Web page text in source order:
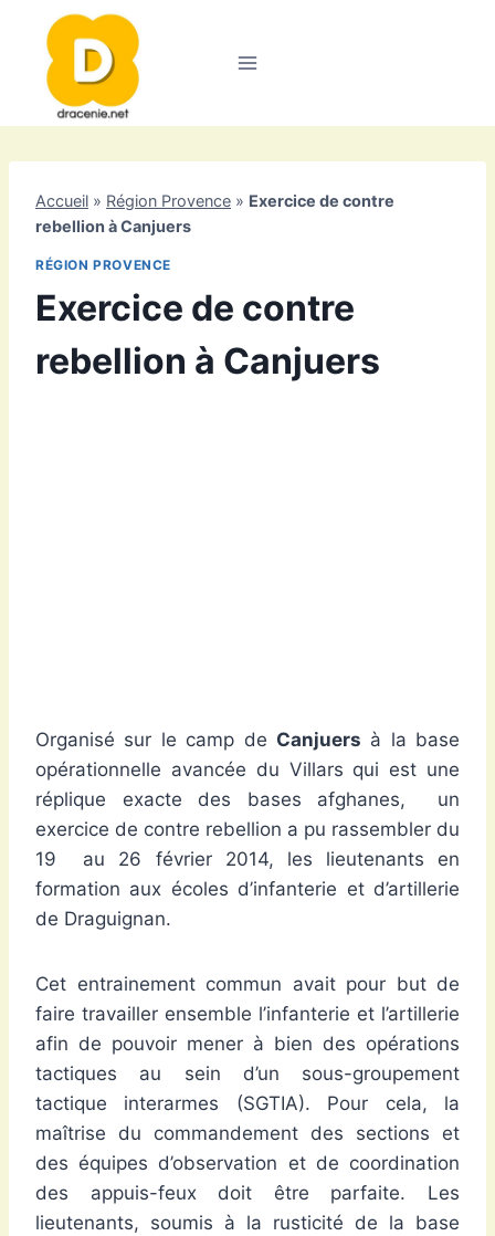
contenu
Accueil » Région Provence » Exercice de contre
rebellion à Canjuers
RÉGION PROVENCE
Exercice de contre
rebellion à Canjuers
Organisé sur le camp de Canjuers à la base
opérationnelle avancée du Villars qui est une
réplique exacte des bases afghanes, un
exercice de contre rebellion a pu rassembler du
19 au 26 février 2014, les lieutenants en
formation aux écoles d’infanterie et d’artillerie
de Draguignan.
Cet entrainement commun avait pour but de
faire travailler ensemble l’infanterie et l’artillerie
afin de pouvoir mener à bien des opérations
tactiques au sein d’un sous-groupement
tactique interarmes (SGTIA). Pour cela, la
maîtrise du commandement des sections et
des équipes d’observation et de coordination
des appuis-feux doit être parfaite. Les
lieutenants, soumis à la rusticité de la base